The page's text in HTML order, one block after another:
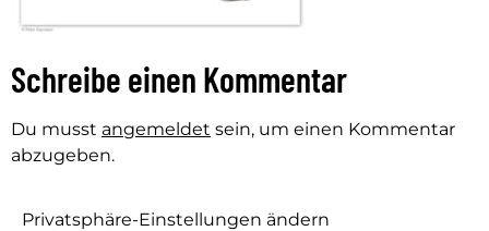
Schreibe einen Kommentar
Du musst angemeldet sein, um einen Kommentar
abzugeben.
Privatsphäre-Einstellungen ändern